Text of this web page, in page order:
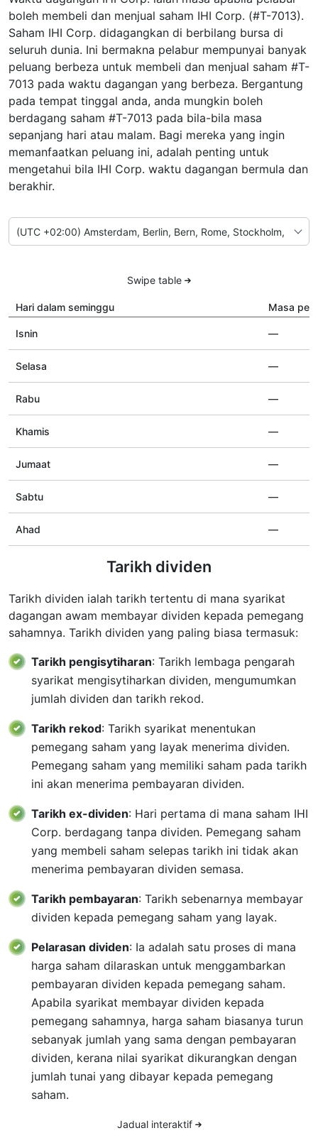
boleh membeli dan menjual saham IHI Corp. (#T-7013).
Saham IHI Corp. didagangkan di berbilang bursa di
seluruh dunia. Ini bermakna pelabur mempunyai banyak
peluang berbeza untuk membeli dan menjual saham #T-
7013 pada waktu dagangan yang berbeza. Bergantung
pada tempat tinggal anda, anda mungkin boleh
berdagang saham #T-7013 pada bila-bila masa
sepanjang hari atau malam. Bagi mereka yang ingin
memanfaatkan peluang ini, adalah penting untuk
mengetahui bila IHI Corp. waktu dagangan bermula dan
berakhir.
Swipe table
Hari dalam seminggu Masa
Isnin —
Selasa —
Rabu —
Khamis —
Jumaat —
Sabtu —
Ahad —
Tarikh dividen
Tarikh dividen ialah tarikh tertentu di mana syarikat
dagangan awam membayar dividen kepada pemegang
sahamnya. Tarikh dividen yang paling biasa termasuk:
Tarikh pengisytiharan: Tarikh lembaga pengarah
syarikat mengisytiharkan dividen, mengumumkan
jumlah dividen dan tarikh rekod.
Tarikh rekod: Tarikh syarikat menentukan
pemegang saham yang layak menerima dividen.
Pemegang saham yang memiliki saham pada tarikh
ini akan menerima pembayaran dividen.
Tarikh ex-dividen: Hari pertama di mana saham IHI
Corp. berdagang tanpa dividen. Pemegang saham
yang membeli saham selepas tarikh ini tidak akan
menerima pembayaran dividen semasa.
Tarikh pembayaran: Tarikh sebenarnya membayar
dividen kepada pemegang saham yang layak.
Pelarasan dividen: Ia adalah satu proses di mana
harga saham dilaraskan untuk menggambarkan
pembayaran dividen kepada pemegang saham.
Apabila syarikat membayar dividen kepada
pemegang sahamnya, harga saham biasanya turun
sebanyak jumlah yang sama dengan pembayaran
dividen, kerana nilai syarikat dikurangkan dengan
jumlah tunai yang dibayar kepada pemegang
saham.
Jadual interaktif